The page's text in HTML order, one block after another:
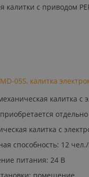
калитки с приводом
05S, калитка
калитка с
отдельно
калитка с
способность: 12
питания: 24 В